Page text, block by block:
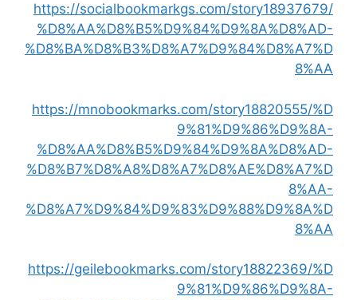
https://socialbookmarkgs.com/story18937679/
%D8%AA%D8%B5%D9%84%D9%8A%D8%AD-
%D8%BA%D8%B3%D8%A7%D9%84%D8%A7%D
8%AA
https://mnobookmarks.com/story18820555/%D
9%81%D9%86%D9%8A-
%D8%AA%D8%B5%D9%84%D9%8A%D8%AD-
%D8%B7%D8%A8%D8%A7%D8%AE%D8%A7%D
8%AA-
%D8%A7%D9%84%D9%83%D9%88%D9%8A%D
8%AA
https://geilebookmarks.com/story18822369/%D
9%81%D9%86%D9%8A-